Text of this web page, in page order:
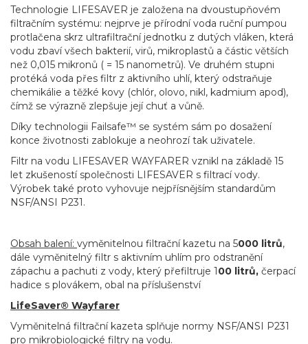
Technologie LIFESAVER je založena na dvoustupňovém
filtračním systému: nejprve je přírodní voda ruční pumpou
protlačena skrz ultrafiltrační jednotku z dutých vláken, která
vodu zbaví všech bakterií, virů, mikroplastů a částic větších
než 0,015 mikronů ( = 15 nanometrů). Ve druhém stupni
protéká voda přes filtr z aktivního uhlí, který odstraňuje
chemikálie a těžké kovy (chlór, olovo, nikl, kadmium apod),
čímž se výrazně zlepšuje její chuť a vůně.
Díky technologii Failsafe™ se systém sám po dosažení
konce životnosti zablokuje a neohrozí tak uživatele.
Filtr na vodu LIFESAVER WAYFARER vznikl na základě 15
let zkušeností společnosti LIFESAVER s filtrací vody.
Výrobek také proto vyhovuje nejpřísnějším standardům
NSF/ANSI P231.
Obsah balení: vyměnitelnou filtrační kazetu na 5000 litrů,
dále vyměnitelný filtr s aktivním uhlím pro odstranění
zápachu a pachuti z vody, který přefiltruje 100 litrů, čerpací
hadice s plovákem, obal na příslušenství
LifeSaver® Wayfarer
Vyměnitelná filtrační kazeta splňuje normy NSF/ANSI P231
pro mikrobiologické filtry na vodu.